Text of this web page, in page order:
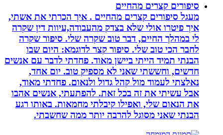
סיפורים קצרים מהחיים
מעגל סיפורים קצרים מהחיים . איך הכרתי את אשתי,
איך פיטרו אולי שלא בצדק מהעבודה,עיוות דין שקרה
לי במהלך החיים, דבר טוב שקרה שלי. סיפור שקרה
לחבר הכי טוב שלי. סיפור קצר לדוגמא: היום שבו
הבנתי תמיד הייתי ביישן מאוד. פחדתי לדבר עם אנשים
חדשים, וחששתי שאני לא מספיק טוב. יום אחד,
נאלצתי לעמוד מול קהל גדול ולנאום. פחדתי מאוד,
אבל עשיתי את זה בכל זאת. להפתעתי, אנשים אהבו
את הנאום שלי, ואפילו קיבלתי מחמאות. באותו רגע
הבנתי שאני מסוגל להרבה יותר ממה שחשבתי.